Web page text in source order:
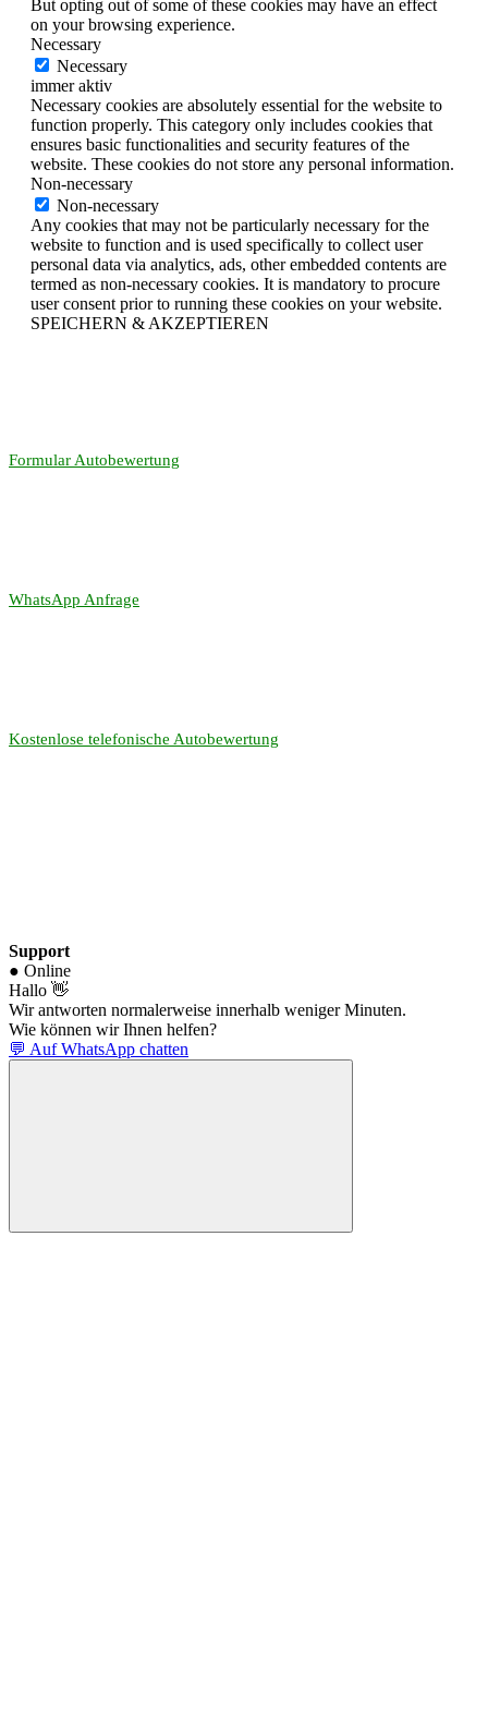
But opting out of some of these cookies may have an effect
on your browsing experience.
Necessary
Necessary
immer aktiv
Necessary cookies are absolutely essential for the website to
function properly. This category only includes cookies that
ensures basic functionalities and security features of the
website. These cookies do not store any personal information.
Non-necessary
Non-necessary
Any cookies that may not be particularly necessary for the
website to function and is used specifically to collect user
personal data via analytics, ads, other embedded contents are
termed as non-necessary cookies. It is mandatory to procure
user consent prior to running these cookies on your website.
SPEICHERN & AKZEPTIEREN
Formular Autobewertung
WhatsApp Anfrage
Kostenlose telefonische Autobewertung
Support
● Online
Hallo 👋
Wir antworten normalerweise innerhalb weniger Minuten.
Wie können wir Ihnen helfen?
💬 Auf WhatsApp chatten